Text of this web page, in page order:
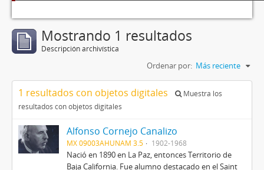
Mostrando 1 resultados
Descripción archivística
Ordenar por: Más reciente
1 resultados con objetos digitales
Muestra los
resultados con objetos digitales
Alfonso Cornejo Canalizo
MX 09003AHUNAM 3.5 1902-1968
Nació en 1890 en La Paz, entonces Territorio de
Baja California. Fue alumno destacado en el Saint